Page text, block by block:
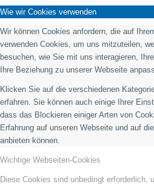
Wie wir Cookies verwenden
Wir können Cookies anfordern, die auf
verwenden Cookies, um uns mitzuteilen,
besuchen, wie Sie mit uns interagieren,
Ihre Beziehung zu unserer Webseite
Klicken Sie auf die verschiedenen
erfahren. Sie können auch einige Ihrer
dass das Blockieren einiger Arten von
Erfahrung auf unseren Webseite und auf
anbieten können.
Wichtige Webseiten-Cookies
Diese Cookies sind unbedingt erforderlich,